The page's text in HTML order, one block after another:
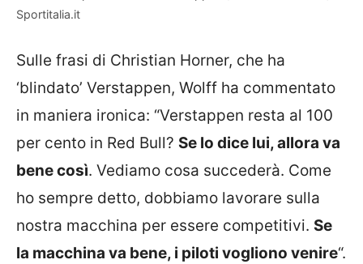
Sportitalia.it
Sulle frasi di Christian Horner, che ha
‘blindato’ Verstappen, Wolff ha commentato
in maniera ironica: “Verstappen resta al 100
per cento in Red Bull? Se lo dice lui, allora va
bene così. Vediamo cosa succederà. Come
ho sempre detto, dobbiamo lavorare sulla
nostra macchina per essere competitivi. Se
la macchina va bene, i piloti vogliono venire“.